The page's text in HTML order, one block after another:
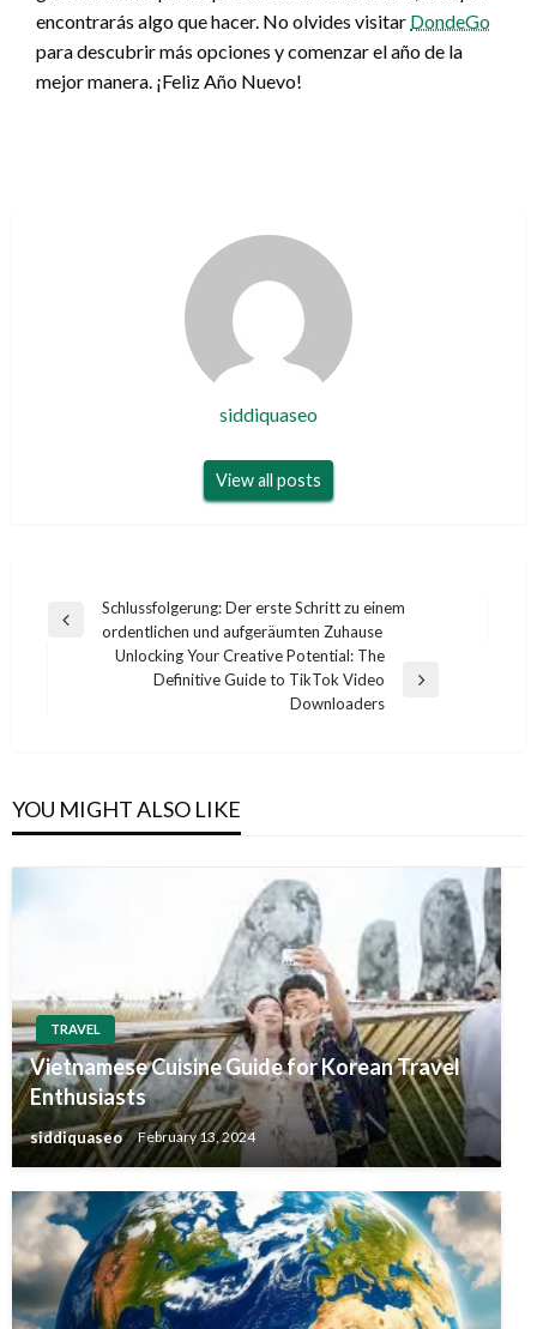
encontrarás algo que hacer. No olvides visitar DondeGo
para descubrir más opciones y comenzar el año de la
mejor manera. ¡Feliz Año Nuevo!
siddiquaseo
View all posts
Post
navigation
Previous
Schlussfolgerung: Der erste Schritt zu einem
ordentlichen und aufgeräumten Zuhause
Unlocking Your Creative Potential: The
Definitive Guide to TikTok Video
Downloaders
YOU MIGHT ALSO LIKE
TRAVEL
Vietnamese Cuisine Guide for Korean Travel
Enthusiasts
siddiquaseo February 13, 2024